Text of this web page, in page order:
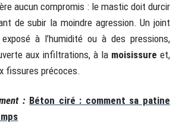
aucun compromis : le mastic doit durcir
de subir la moindre agression. Un joint
à l’humidité ou à des pressions,
aux infiltrations, à la moisissure et,
fissures précoces.
: Béton ciré : comment sa patine